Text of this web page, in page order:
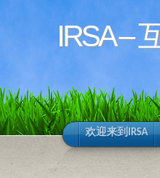
IRSA –
欢迎来到IRSA